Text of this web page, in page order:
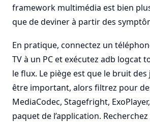
framework multimédia est bien
que de deviner à partir des
En pratique, connectez un
TV à un PC et exécutez adb logcat
le flux. Le piège est que le bruit
être important, alors filtrez pour
MediaCodec, Stagefright,
paquet de l’application.